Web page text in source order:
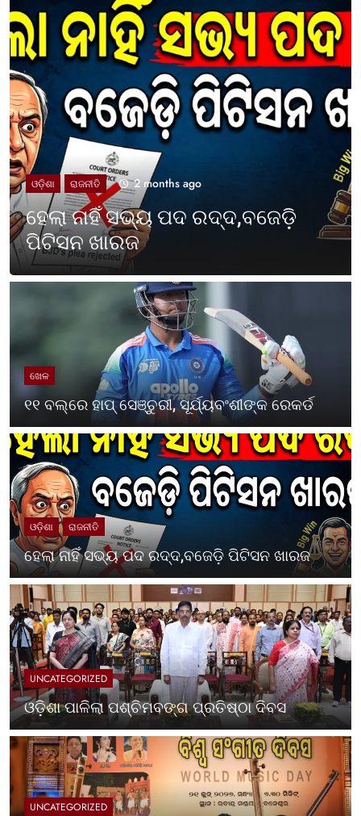
UNCATEGORIZED 2 months ago
ଓଡ଼ିଶା ପାଳିଲା ପଶ୍ଚିମବଙ୍ଗ
ପ୍ରତିଷ୍ଠା ଦିବସ
ଖେଳ
୧୧ ବଲ୍‌ରେ ହାପ୍ ସେଞ୍ଚୁରୀ, ସୂର୍ଯ୍ୟବଂଶୀଙ୍କ ରେକର୍ଡ
ଓଡ଼ିଶା ରାଜନୀତି
ହେଲା ନାହିଁ ସଭ୍ୟ ପଦ ରଦ୍ଦ,ବଜେଡ଼ି ପିଟିସନ ଖାରଜ
UNCATEGORIZED
ଓଡ଼ିଶା ପାଳିଲା ପଶ୍ଚିମବଙ୍ଗ ପ୍ରତିଷ୍ଠା ଦିବସ
UNCATEGORIZED